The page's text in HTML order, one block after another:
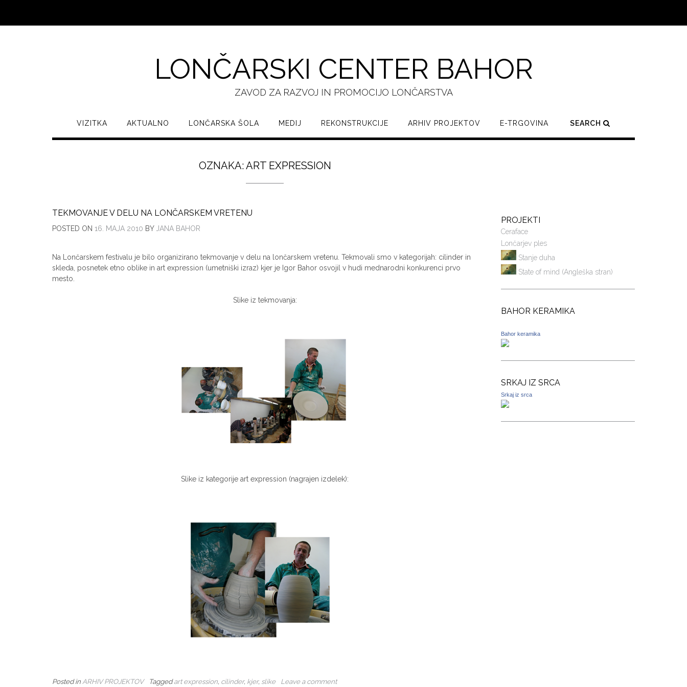
LONČARSKI CENTER BAHOR
ZAVOD ZA RAZVOJ IN PROMOCIJO LONČARSTVA
VIZITKA AKTUALNO LONČARSKA ŠOLA MEDIJ REKONSTRUKCIJE ARHIV PROJEKTOV E-TRGOVINA SEARCH
OZNAKA:ART EXPRESSION
TEKMOVANJE V DELU NA LONČARSKEM VRETENU
POSTED ON 16. MAJA 2010 BY JANA BAHOR
Na Lončarskem festivalu je bilo organizirano tekmovanje v delu na lončarskem vretenu. Tekmovali smo v kategorijah: cilinder in
skleda, posnetek etno oblike in art expression (umetniški izraz) kjer je Igor Bahor osvojil v hudi mednarodni konkurenci prvo
mesto.
Slike iz tekmovanja:
Slike iz kategorije art expression (nagrajen izdelek):
Posted in ARHIV PROJEKTOV Taggedart expression, cilinder, kjer, slike Leave a comment
PROJEKTI
Ceraface
Lončarjev ples
Stanje duha
State of mind (Angleška stran)
BAHOR KERAMIKA
Bahor keramika
SRKAJ IZ SRCA
Srkaj iz srca